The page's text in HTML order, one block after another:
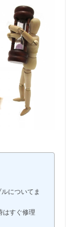
についてま
すぐ修理